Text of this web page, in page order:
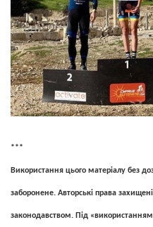
***
Використання цього матеріалу без
заборонене. Авторські права
законодавством. Під